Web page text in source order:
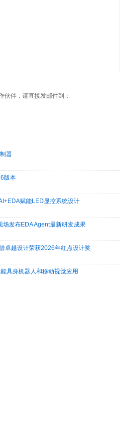
伙伴，请直接发邮件到：
器
版本
赋能LED显控系统设计
发布EDA Agent最新研发成果
卓越设计荣获2026年红点设计奖
具身机器人和移动视觉应用